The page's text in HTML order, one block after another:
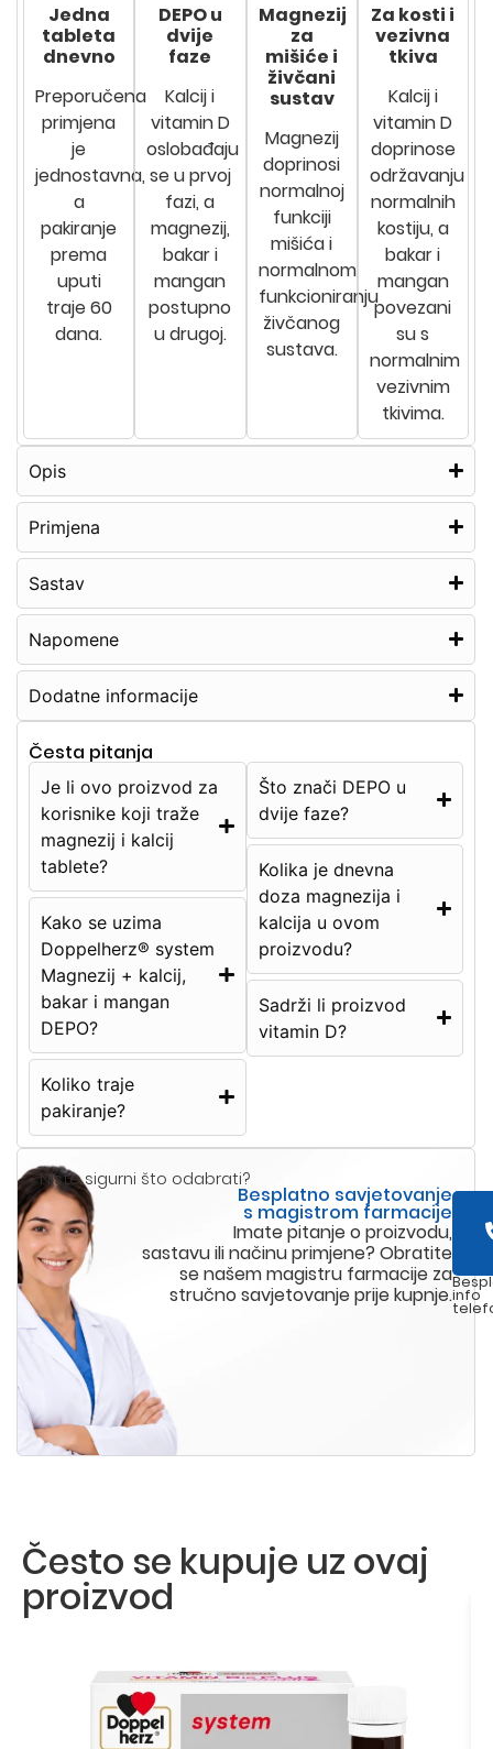
Jedna
tableta
dnevno
Preporučena
primjena
je
jednostavna,
a
pakiranje
prema
uputi
traje 60
dana.
DEPO u
dvije
faze
Kalcij i
vitamin D
oslobađaju
se u prvoj
fazi, a
magnezij,
bakar i
mangan
postupno
u drugoj.
Magnezij
za
mišiće i
živčani
sustav
Magnezij
doprinosi
normalnoj
funkciji
mišića i
normalnom
funkcioniranju
živčanog
sustava.
Za kosti i
vezivna
tkiva
Kalcij i
vitamin D
doprinose
održavanju
normalnih
kostiju, a
bakar i
mangan
povezani
su s
normalnim
vezivnim
tkivima.
Opis
Primjena
Sastav
Napomene
Dodatne informacije
Česta pitanja
Je li ovo proizvod za
korisnike koji traže
magnezij i kalcij
tablete?
Kako se uzima
Doppelherz® system
Magnezij + kalcij,
bakar i mangan
DEPO?
Koliko traje
pakiranje?
Što znači DEPO u
dvije faze?
Kolika je dnevna
doza magnezija i
kalcija u ovom
proizvodu?
Sadrži li proizvod
vitamin D?
Niste sigurni što odabrati?
Besplatno savjetovanje
s magistrom farmacije
Imate pitanje o proizvodu,
sastavu ili načinu primjene? Obratite
se našem magistru farmacije za
stručno savjetovanje prije kupnje.info
Često se kupuje uz ovaj
proizvod